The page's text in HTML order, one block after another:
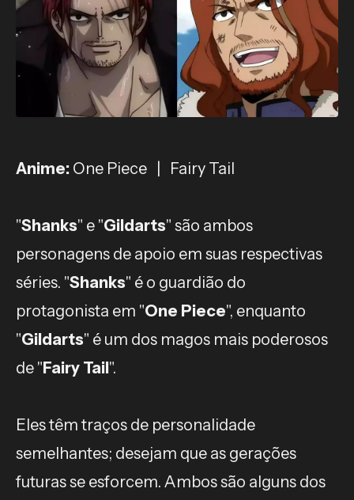
Anime: One Piece | Fairy Tail
"Shanks" e "Gildarts" são ambos
personagens de apoio em suas respectivas
séries. "Shanks" é o guardião do
protagonista em "One Piece", enquanto
"Gildarts" é um dos magos mais poderosos
de "Fairy Tail".
Eles têm traços de personalidade
semelhantes; desejam que as gerações
futuras se esforcem. Ambos são alguns dos